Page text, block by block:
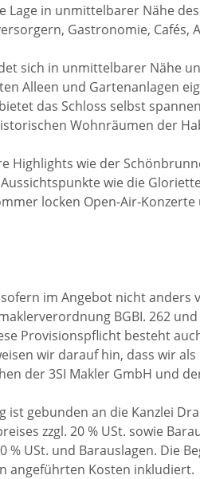
in unmittelbarer Nähe
Gastronomie, Cafés,
sich in unmittelbarer Nähe
Alleen und Gartenanlagen
das Schloss selbst
Wohnräumen der
Highlights wie der
wie die
locken Open-Air-
im Angebot nicht anders
BGBI. 262
Provisionspflicht besteht
wir darauf hin, dass wir
der 3SI Makler GmbH und
gebunden an die Kanzlei
zzgl. 20 % USt. sowie
% USt. und Barauslagen. Die
angeführten Kosten inkludiert.